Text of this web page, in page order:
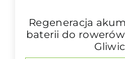
Regeneracja
baterii do